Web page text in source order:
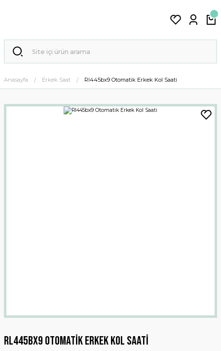
Anasayfa Erkek Saat Rl445bx9 Otomatik Erkek Kol Saati
Rl445bx9 Otomatik Erkek Kol Saati